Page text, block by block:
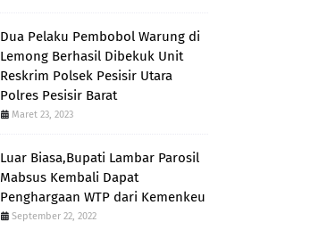
Dua Pelaku Pembobol Warung di
Lemong Berhasil Dibekuk Unit
Reskrim Polsek Pesisir Utara
Polres Pesisir Barat
Maret 23, 2023
Luar Biasa,Bupati Lambar Parosil
Mabsus Kembali Dapat
Penghargaan WTP dari Kemenkeu
September 22, 2022